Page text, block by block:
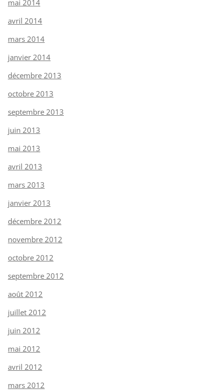
mai 2014
avril 2014
mars 2014
janvier 2014
décembre 2013
octobre 2013
septembre 2013
juin 2013
mai 2013
avril 2013
mars 2013
janvier 2013
décembre 2012
novembre 2012
octobre 2012
septembre 2012
août 2012
juillet 2012
juin 2012
mai 2012
avril 2012
mars 2012